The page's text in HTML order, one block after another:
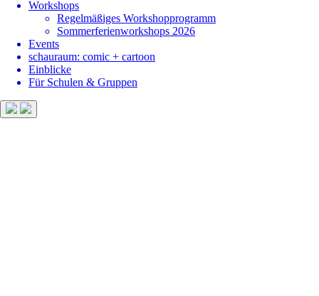
Workshops
Regelmäßiges Workshopprogramm
Sommerferienworkshops 2026
Events
schauraum: comic + cartoon
Einblicke
Für Schulen & Gruppen